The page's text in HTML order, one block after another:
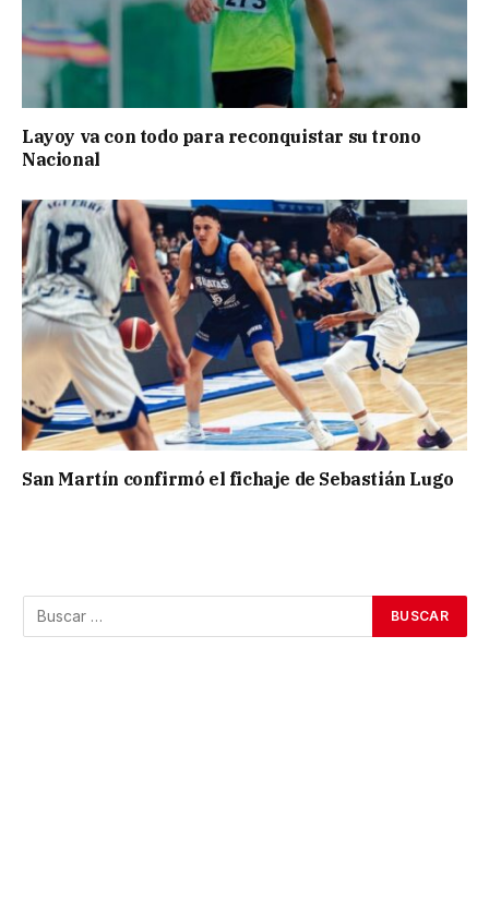
Layoy va con todo para reconquistar su trono
Nacional
San Martín confirmó el fichaje de Sebastián Lugo